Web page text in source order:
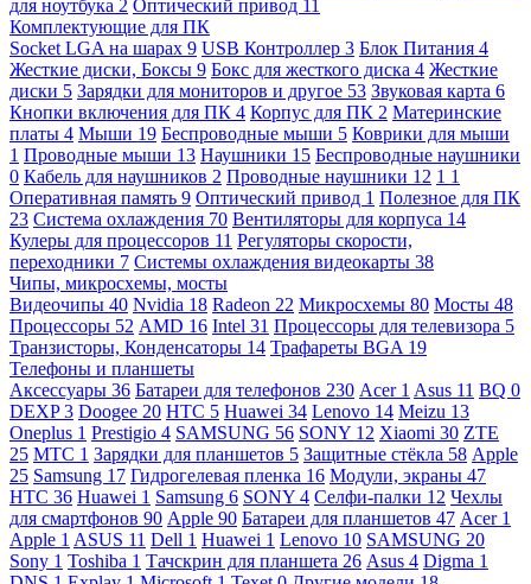
для ноутбука 2 Оптический привод 11
Комплектующие для ПК
Socket LGA на шарах 9 USB Контроллер 3 Блок Питания 4
Жесткие диски, Боксы 9 Бокс для жесткого диска 4 Жесткие
диски 5 Зарядки для мониторов и другое 53 Звуковая карта 6
Кнопки включения для ПК 4 Корпус для ПК 2 Материнские
платы 4 Мыши 19 Беспроводные мыши 5 Коврики для мыши
1 Проводные мыши 13 Наушники 15 Беспроводные наушники
0 Кабель для наушников 2 Проводные наушники 12 1 1
Оперативная память 9 Оптический привод 1 Полезное для ПК
23 Система охлаждения 70 Вентиляторы для корпуса 14
Кулеры для процессоров 11 Регуляторы скорости,
переходники 7 Системы охлаждения видеокарты 38
Чипы, микросхемы, мосты
Видеочипы 40 Nvidia 18 Radeon 22 Микросхемы 80 Мосты 48
Процессоры 52 AMD 16 Intel 31 Процессоры для телевизора 5
Транзисторы, Конденсаторы 14 Трафареты BGA 19
Телефоны и планшеты
Аксессуары 36 Батареи для телефонов 230 Acer 1 Asus 11 BQ 0
DEXP3 Doogee 20 HTC 5 Huawei 34 Lenovo 14 Meizu 13
Oneplus 1 Prestigio 4 SAMSUNG 56 SONY 12 Xiaomi 30 ZTE
25 МТС 1 Зарядки для планшетов 5 Защитные стёкла 58 Apple
25 Samsung 17 Гидрогелевая пленка 16 Модули, экраны 47
HTC 36 Huawei 1 Samsung 6 SONY 4 Селфи-палки 12 Чехлы
для смартфонов 90 Apple 90 Батареи для планшетов 47 Acer 1
Apple 1 ASUS 11 Dell 1 Huawei 1 Lenovo 10 SAMSUNG 20
Sony 1 Toshiba 1 Тачскрин для планшета 26 Asus 4 Digma 1